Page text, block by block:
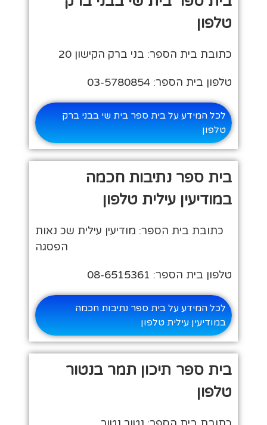
טלפון
כתובת בית הספר: בני ברק הקישון 20
טלפון בית הספר: 03-5780854
לכל המידע על בית ספר בית שי בבני ברק
טלפון
בית ספר נתיבות חכמה
במודיעין עילית טלפון
כתובת בית הספר: מודיעין עילית שכ נאות
הפסגה
טלפון בית הספר: 08-6515361
לכל המידע על בית ספר נתיבות חכמה
במודיעין עילית טלפון
בית ספר תיכון תמר בנטור
טלפון